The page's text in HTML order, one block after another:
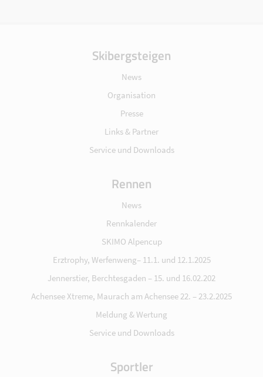
Skibergsteigen
News
Organisation
Presse
Links & Partner
Service und Downloads
Rennen
News
Rennkalender
SKIMO Alpencup
Erztrophy, Werfenweng– 11.1. und 12.1.2025
Jennerstier, Berchtesgaden – 15. und 16.02.202
Achensee Xtreme, Maurach am Achensee 22. – 23.2.2025
Meldung & Wertung
Service und Downloads
Sportler